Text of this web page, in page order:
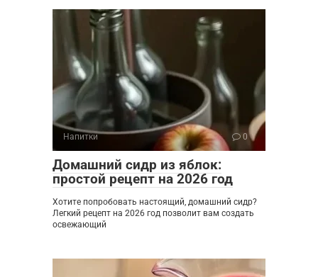
Напитки 0
Домашний сидр из яблок:
простой рецепт на 2026 год
Хотите попробовать настоящий, домашний сидр?
Легкий рецепт на 2026 год позволит вам создать
освежающий